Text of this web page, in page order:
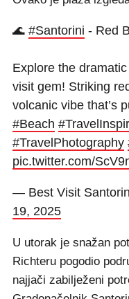
🌊 #Santorini - Red
Explore the
visit gem! Striking
volcanic vibe that’s
#Beach
#TravelPhotography
pic.twitter.com/
— Best Visit
19, 2025
U utorak je snažan
Richteru pogodio
najjači zabilježeni